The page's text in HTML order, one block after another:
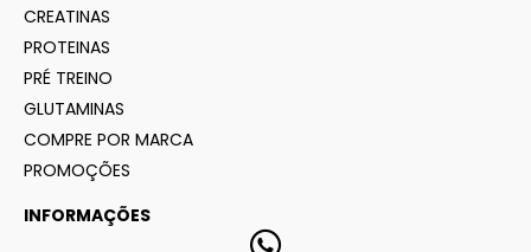
CREATINAS
PROTEINAS
PRÉ TREINO
GLUTAMINAS
COMPRE POR MARCA
PROMOÇÕES
INFORMAÇÕES